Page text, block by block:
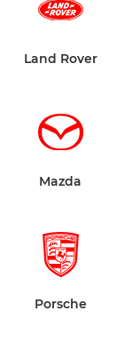
Land Rover
Mazda
Porsche